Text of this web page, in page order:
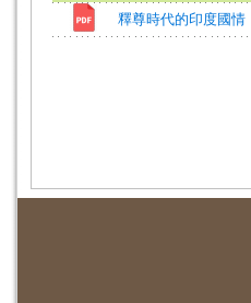
釋尊時代的印度國情